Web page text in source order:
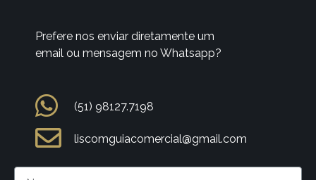
Prefere nos enviar diretamente um
email ou mensagem no Whatsapp?
(51) 98127.7198
liscomguiacomercial@gmail.com